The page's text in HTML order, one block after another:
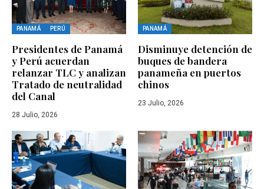
PANAMÁ PERÚ
Presidentes de Panamá
y Perú acuerdan
relanzar TLC y analizan
Tratado de neutralidad
del Canal
28 Julio, 2026
PANAMÁ
Disminuye detención de
buques de bandera
panameña en puertos
chinos
23 Julio, 2026